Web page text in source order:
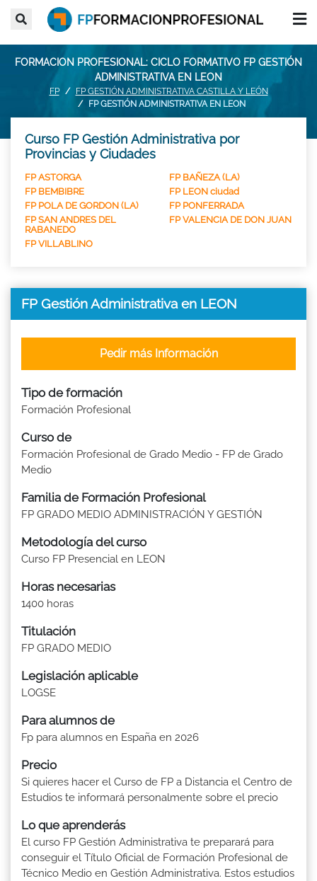
FORMACION PROFESIONAL: CICLO FORMATIVO FP GESTIÓN
ADMINISTRATIVA EN LEON
FP
FP GESTIÓN ADMINISTRATIVA CASTILLA Y LEÓN
FP GESTIÓN ADMINISTRATIVA EN LEON
Curso FP Gestión Administrativa por
Provincias y Ciudades
FP ASTORGA
FP BAÑEZA (LA)
FP BEMBIBRE
FP LEON ciudad
FP POLA DE GORDON (LA)
FP PONFERRADA
FP SAN ANDRES DEL
RABANEDO
FP VALENCIA DE DON JUAN
FP VILLABLINO
FP Gestión Administrativa en LEON
Tipo de formación
Formación Profesional
Curso de
Formación Profesional de Grado Medio - FP de Grado
Medio
Familia de Formación Profesional
FP GRADO MEDIO ADMINISTRACIÓN Y GESTIÓN
Metodología del curso
Curso FP Presencial en LEON
Horas necesarias
1400 horas
Titulación
FP GRADO MEDIO
Legislación aplicable
LOGSE
Para alumnos de
Fp para alumnos en España en 2026
Precio
Si quieres hacer el Curso de FP a Distancia el Centro de
Estudios te informará personalmente sobre el precio
Pedir más Información
Lo que aprenderás
El curso FP Gestión Administrativa te preparará para
conseguir el Título Oficial de Formación Profesional de
Técnico Medio en Gestión Administrativa. Estos estudios